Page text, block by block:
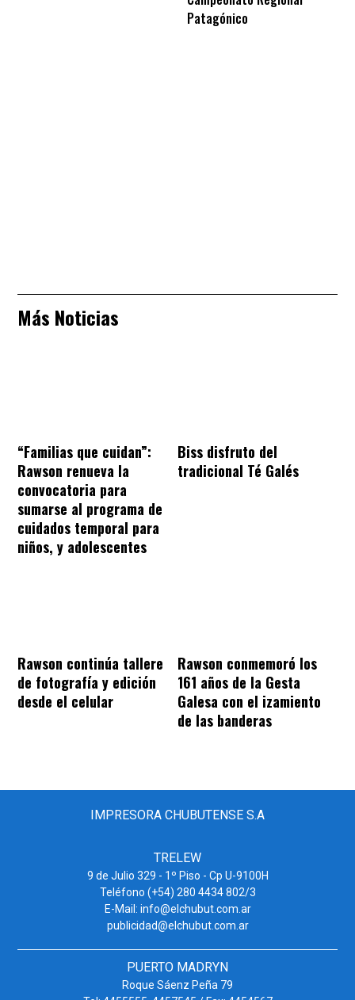
Patagónico
Más Noticias
“Familias que cuidan”:
Rawson renueva la
convocatoria para
sumarse al programa de
cuidados temporal para
niños, y adolescentes
Biss disfruto del
tradicional Té Galés
Rawson continúa tallere
de fotografía y edición
desde el celular
Rawson conmemoró los
161 años de la Gesta
Galesa con el izamiento
de las banderas
IMPRESORA CHUBUTENSE S.A
TRELEW
9 de Julio 329 - 1º Piso - Cp U-9100H
Teléfono (+54) 280 4434 802/3
E-Mail: info@elchubut.com.ar
publicidad@elchubut.com.ar
PUERTO MADRYN
Roque Sáenz Peña 79